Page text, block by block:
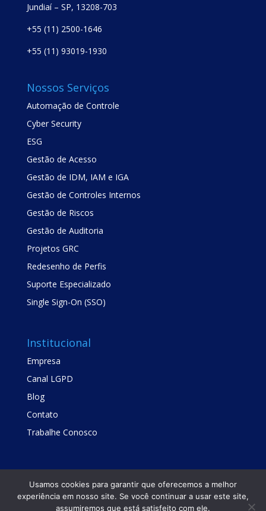
Jundiaí – SP, 13208-703
+55 (11) 2500-1646
+55 (11) 93019-1930
Nossos Serviços
Automação de Controle
Cyber Security
ESG
Gestão de Acesso
Gestão de IDM, IAM e IGA
Gestão de Controles Internos
Gestão de Riscos
Gestão de Auditoria
Projetos GRC
Redesenho de Perfis
Suporte Especializado
Single Sign-On (SSO)
Institucional
Empresa
Canal LGPD
Blog
Contato
Trabalhe Conosco
Usamos cookies para garantir que oferecemos a melhor
experiência em nosso site. Se você continuar a usar este site,
assumiremos que está satisfeito com ele.